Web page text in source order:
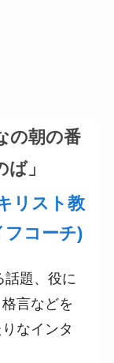
の朝の番
」
リスト教
コーチ)
話題、役に
言などを
なインタ